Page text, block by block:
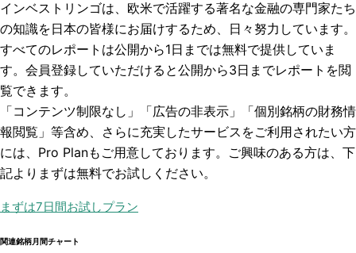
インベストリンゴは、欧米で活躍する著名な金融の専門家たち
の知識を日本の皆様にお届けするため、日々努力しています。
すべてのレポートは公開から1日までは無料で提供していま
す。会員登録していただけると公開から3日までレポートを閲
覧できます。
「コンテンツ制限なし」「広告の非表示」「個別銘柄の財務情
報閲覧」 等含め、さらに充実したサービスをご利用されたい方
には、Pro Planもご用意しております。ご興味のある方は、下
記よりまずは無料でお試しください。
まずは7日間お試しプラン
関連銘柄月間チャート